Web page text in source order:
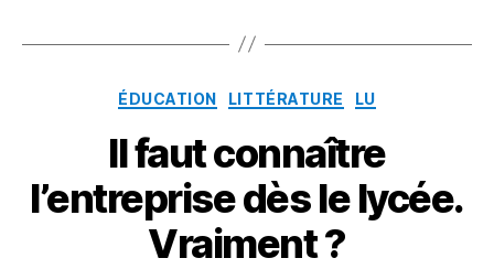
Catégories
ÉDUCATION LITTÉRATURE LU
Il faut connaître
l’entreprise dès le lycée.
Vraiment ?